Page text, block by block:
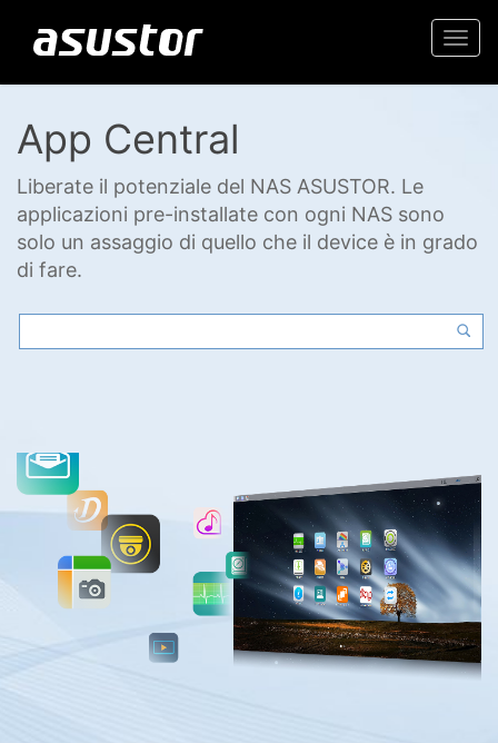
App Central
Liberate il potenziale del NAS ASUSTOR. Le
applicazioni pre-installate con ogni NAS sono
solo un assaggio di quello che il device è in grado
di fare.